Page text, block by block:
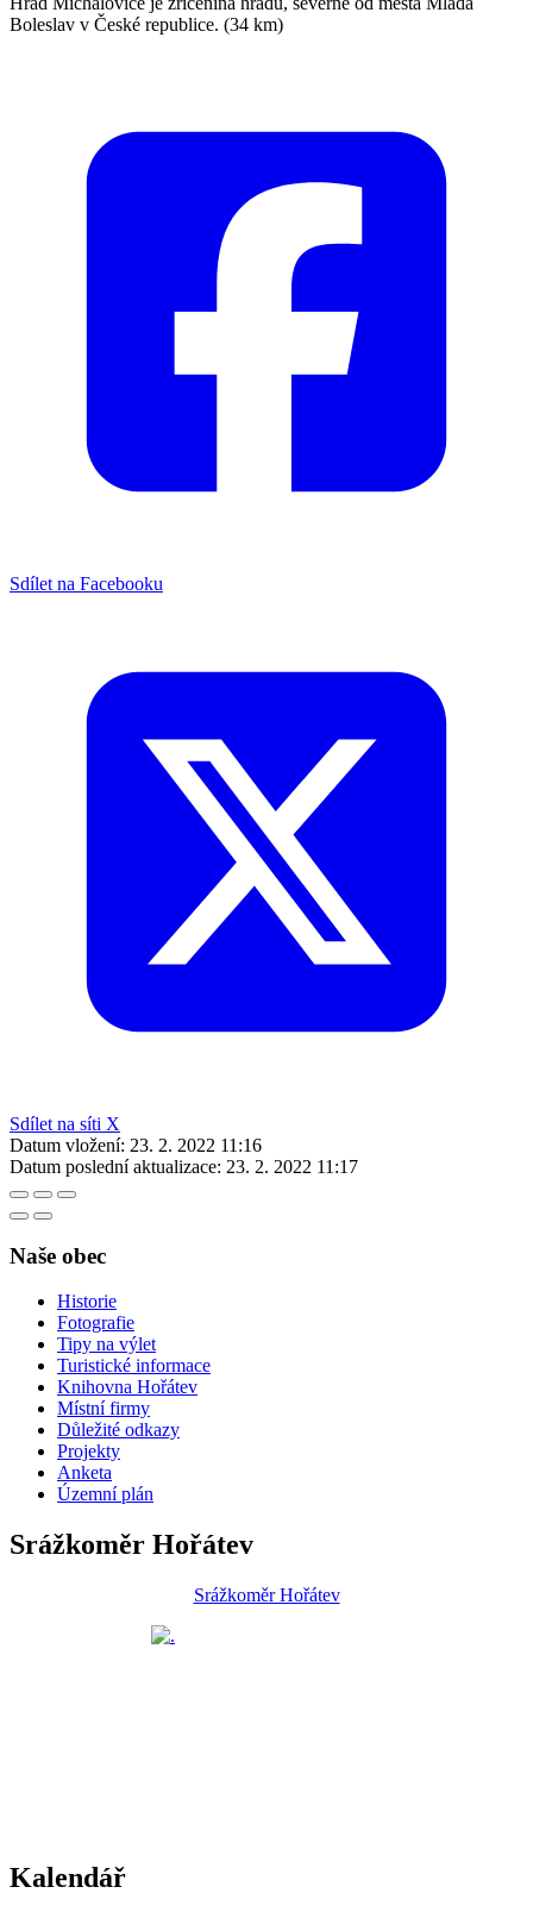
Boleslav v České republice. (34 km)
Sdílet na Facebooku
Sdílet na síti X
Datum vložení: 23. 2. 2022 11:16
Datum poslední aktualizace: 23. 2. 2022 11:17
Naše obec
Historie
Fotografie
Tipy na výlet
Turistické informace
Knihovna Hořátev
Místní firmy
Důležité odkazy
Projekty
Anketa
Územní plán
Srážkoměr Hořátev
Srážkoměr Hořátev
Kalendář